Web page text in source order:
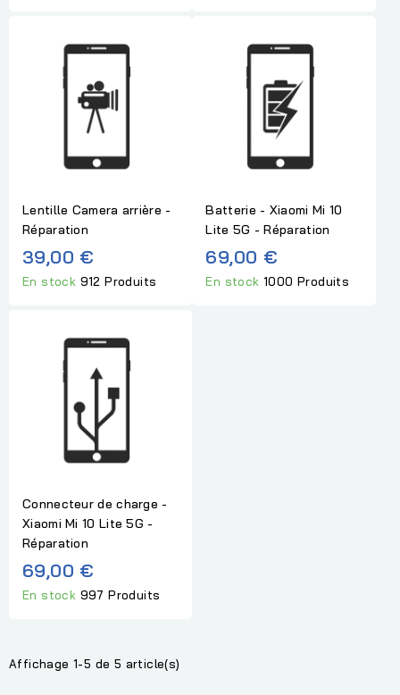
Lentille Camera arrière -
Réparation
39,00 €
En stock 912 Produits
Batterie - Xiaomi Mi 10
Lite 5G - Réparation
69,00 €
En stock1000 Produits
Connecteur de charge -
Xiaomi Mi 10 Lite 5G -
Réparation
69,00 €
En stock 997 Produits
Affichage 1-5 de 5 article(s)